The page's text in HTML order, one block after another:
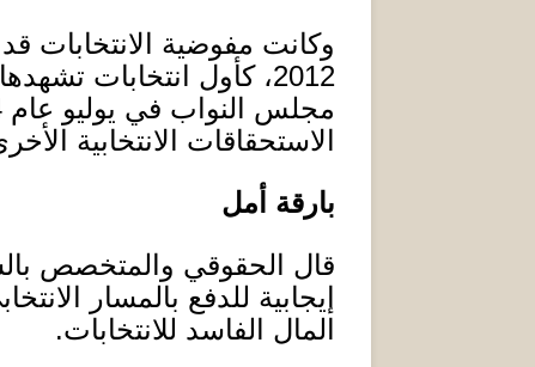
وكانت مفوضية الانتخابات
2012، كأول انتخابات
مجلس النواب في يوليو عام
الاستحقاقات الانتخابية
بارقة أمل
قال الحقوقي والمتخصص
إيجابية للدفع بالمسار
المال الفاسد للانتخابات.